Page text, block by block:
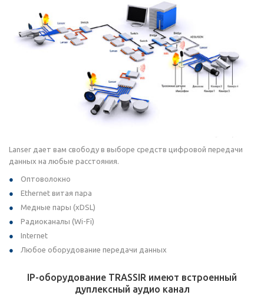
Lanser дает вам свободу в выборе средств цифровой передачи
данных на любые расстояния.
Оптоволокно
Ethernet витая пара
Медные пары (xDSL)
Радиоканалы (Wi-Fi)
Internet
Любое оборудование передачи данных
IP-оборудование TRASSIR имеют встроенный
дуплексный аудио канал